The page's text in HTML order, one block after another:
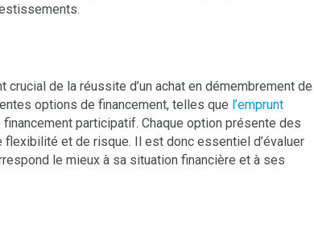
de la réussite d’un achat en démembrement de
options de financement, telles que l’emprunt
participatif. Chaque option présente des
et de risque. Il est donc essentiel d’évaluer
le mieux à sa situation financière et à ses